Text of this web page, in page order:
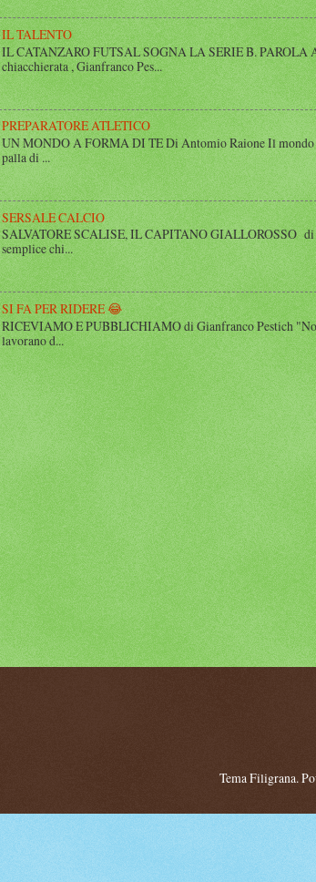
IL TALENTO
IL CATANZARO FUTSAL SOGNA LA SERIE B. PAROLA
chiacchierata , Gianfranco Pes...
PREPARATORE ATLETICO
UN MONDO A FORMA DI TE Di Antomio Raione Il
palla di ...
SERSALE CALCIO
SALVATORE SCALISE, IL CAPITANO GIALLOROSSO di
semplice chi...
SI FA PER RIDERE 😂
RICEVIAMO E PUBBLICHIAMO di Gianfranco Pestich
lavorano d...
Tema Filigrana.